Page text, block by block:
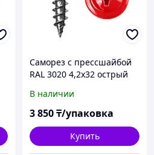
Саморез с прессшайбой
RAL 3020 4,2х32 острый
В наличии
3 850₸/упаковка
Купить